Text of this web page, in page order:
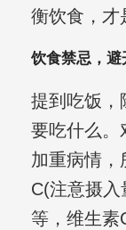
衡饮食，才
饮食禁忌，避
提到吃饭，
要吃什么。
加重病情，
C(注意摄
等，维生素